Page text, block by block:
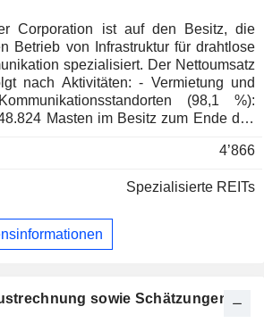
Corporation ist auf den Besitz, die
Betrieb von Infrastruktur für drahtlose
spezialisiert. Der Nettoumsatz
- Vermietung und
(98,1 %):
Masten im Besitz zum Ende des
(integrierte Systeme, die in
vermietet auch Antennenflächen auf
an; -
(1,9 %):
sowie von
4’866
Spezialisierte REITs
sowie Schätzungen